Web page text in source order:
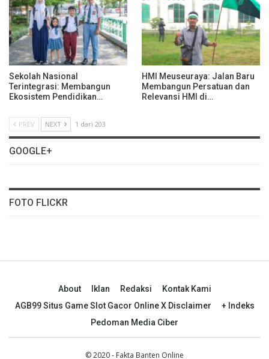
Sekolah Nasional
Terintegrasi: Membangun
Ekosistem Pendidikan…
HMI Meuseuraya: Jalan Baru
Membangun Persatuan dan
Relevansi HMI di…
PREV NEXT 1 dari 203
GOOGLE+
FOTO FLICKR
About Iklan Redaksi
Kontak Kami
AGB99 Situs Game Slot Gacor Online X Disclaimer
+ Indeks
Pedoman Media Ciber
© 2020 - Fakta Banten Online